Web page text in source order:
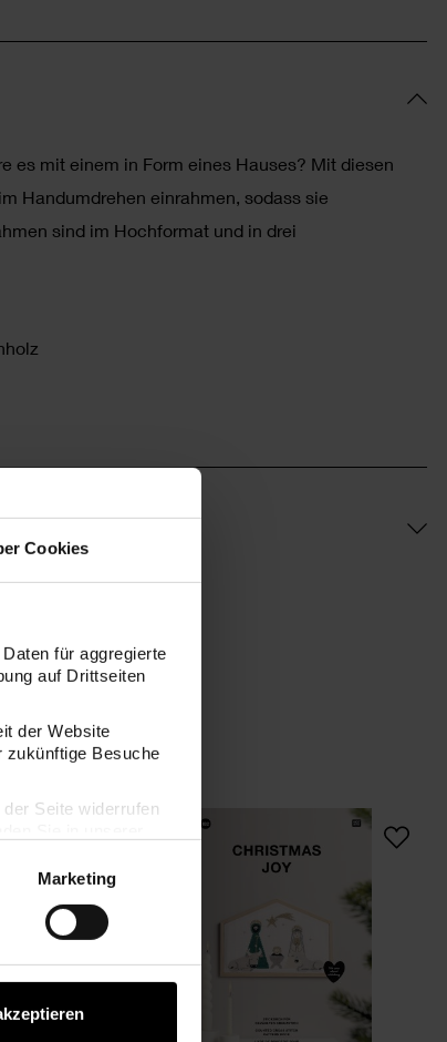
Cookies
für aggregierte
auf Drittseiten
der Website
zukünftige Besuche
Seite widerrufen
Marketing
es mit einem in Form eines Hauses? Mit diesen
Handumdrehen einrahmen, sodass sie
sind im Hochformat und in drei
Haus Hochformat Set Stickbuch